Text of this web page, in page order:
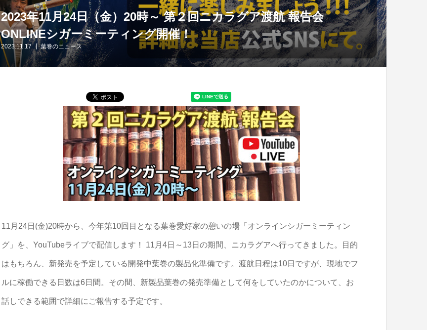
2023年11月24日（金）20時～ 第２回ニカラグア渡航 報告会
ONLINEシガーミーティング開催！
2023.11.17 葉巻のニュース
11月24日(金)20時から、今年第10回目となる葉巻愛好家の憩いの場「オンラインシガーミーティン
グ」を、YouTubeライブで配信します！ 11月4日～13日の期間、ニカラグアへ行ってきました。目的
はもちろん、新発売を予定している開発中葉巻の製品化準備です。渡航日程は10日ですが、現地でフ
ルに稼働できる日数は6日間。その間、新製品葉巻の発売準備として何をしていたのかについて、お
話しできる範囲で詳細にご報告する予定です。